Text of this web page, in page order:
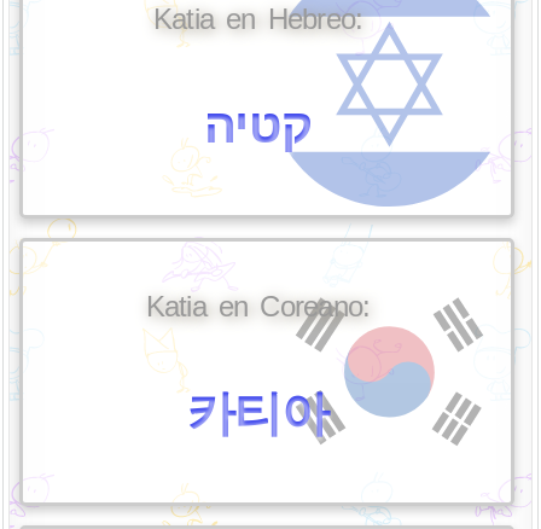
Katia en Hebreo:
קטיה
Katia en Coreano:
카티아